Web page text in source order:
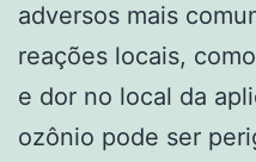
adversos mais
reações locais,
e dor no local da
ozônio pode ser